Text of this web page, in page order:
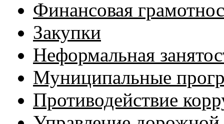
Финансовая
Закупки
Неформальная
Муниципальные
Противодействие